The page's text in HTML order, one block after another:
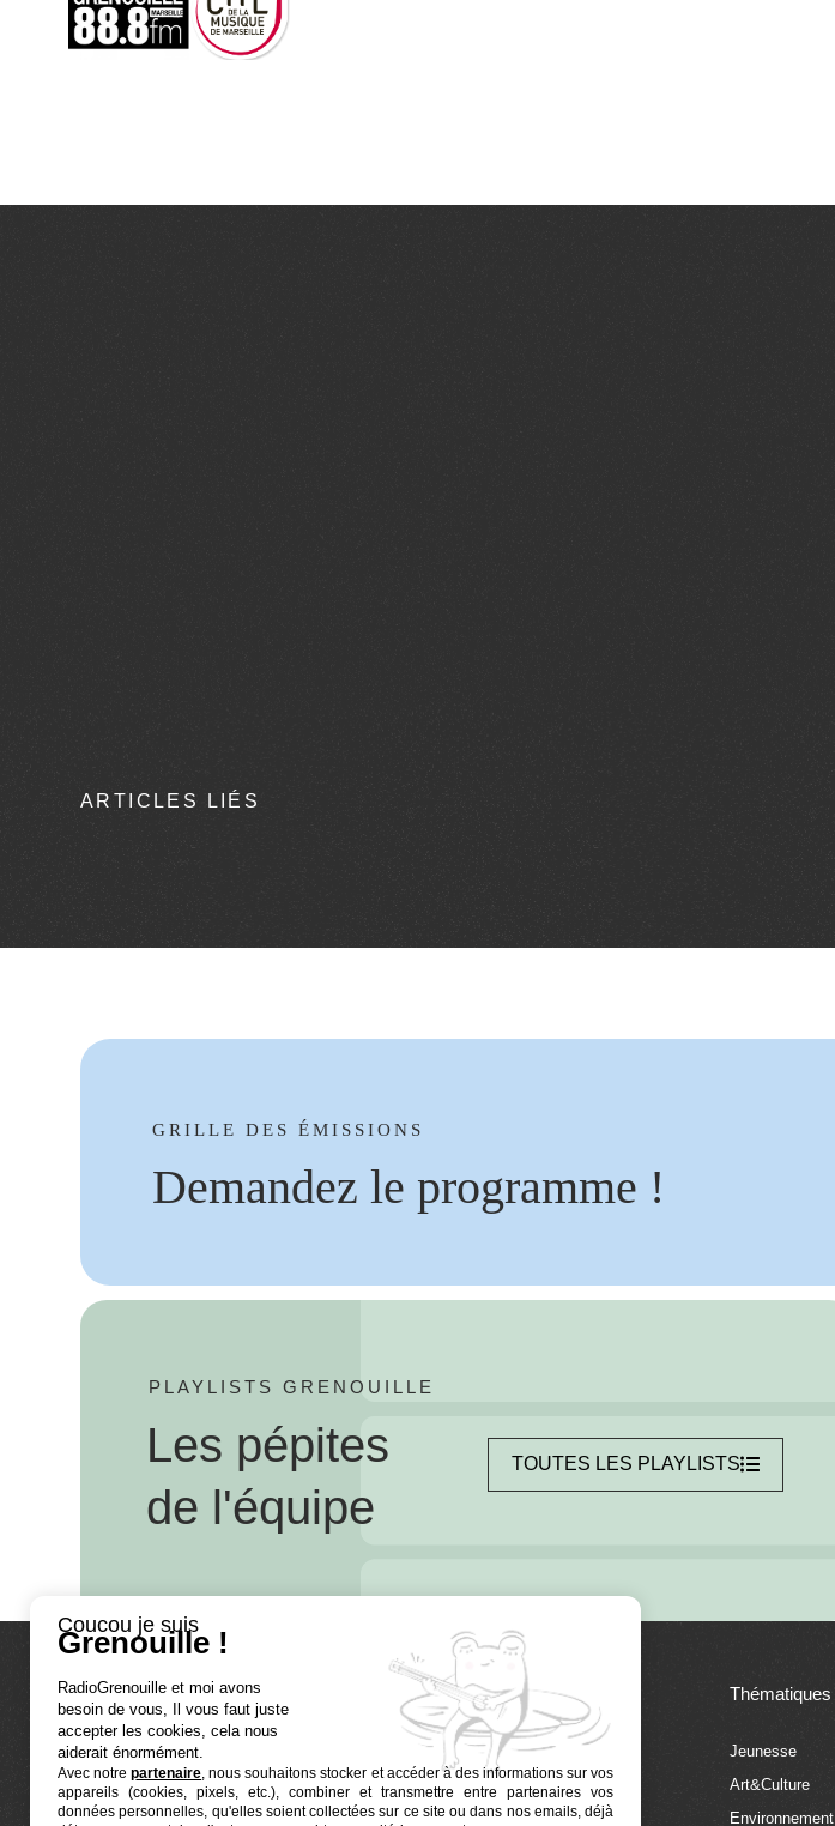
ARTICLES LIÉS
GRILLE DES ÉMISSIONS
Demandez le programme !
PLAYLISTS GRENOUILLE
Les pépites
de l'équipe
TOUTES LES PLAYLISTS
La radio
Ré-écouter
Actualités
Programmation
Thématiques
Jeunesse
Art&Culture
Environnement
Coucou je suis
Grenouille !
RadioGrenouille et moi avons
besoin de vous, Il vous faut juste
accepter les cookies, cela nous
aiderait énormément.
Avec notrepartenaire, nous souhaitons stocker et accéder à des informations sur vos
appareils (cookies, pixels, etc.), combiner et transmettre entre partenaires vos
données personnelles, qu'elles soient collectées sur ce site ou dans nos emails, déjà